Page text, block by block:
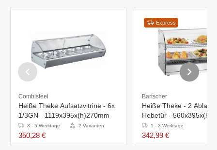
Combisteel
Heiße Theke Aufsatzvitrine - 6x
1/3GN - 1119x395x(h)270mm
3 - 5 Werktage 2 Varianten
350,28 €
Express
Bartscher
Heiße Theke - 2
Hebetür -
1 - 3 Werktage
342,99 €